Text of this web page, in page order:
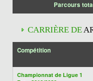
Parcours
CARRIÈRE DE
Compétition
Championnat de Ligue 1